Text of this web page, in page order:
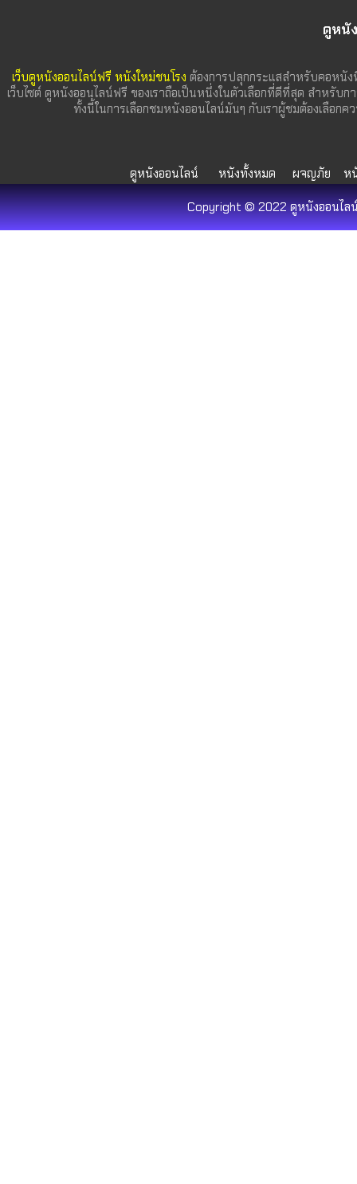
ดูหนั
เว็บดูหนังออนไลน์ฟรี หนังใหม่ชนโรง ต้องการปลุกกระแสสำหรับคอหนั
เว็บไซต์ ดูหนังออนไลน์ฟรี ของเราถือเป็นหนึ่งในตัวเลือกที่ดีที่สุด สำหรับ
ทั้งนี้ในการเลือกชมหนังออนไลน์มันๆ กับเราผู้ชมต้องเลือก
ดูหนังออนไลน์ หนังทั้งหมด ผจญภัย ห
Copyright © 2022 ดูหนังออนไล